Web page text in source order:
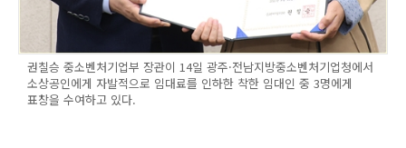
권칠승 중소벤처기업부 장관이 14일 광주·전남지방중소벤처기업청에서
소상공인에게 자발적으로 임대료를 인하한 착한 임대인 중 3명에게
표창을 수여하고 있다.